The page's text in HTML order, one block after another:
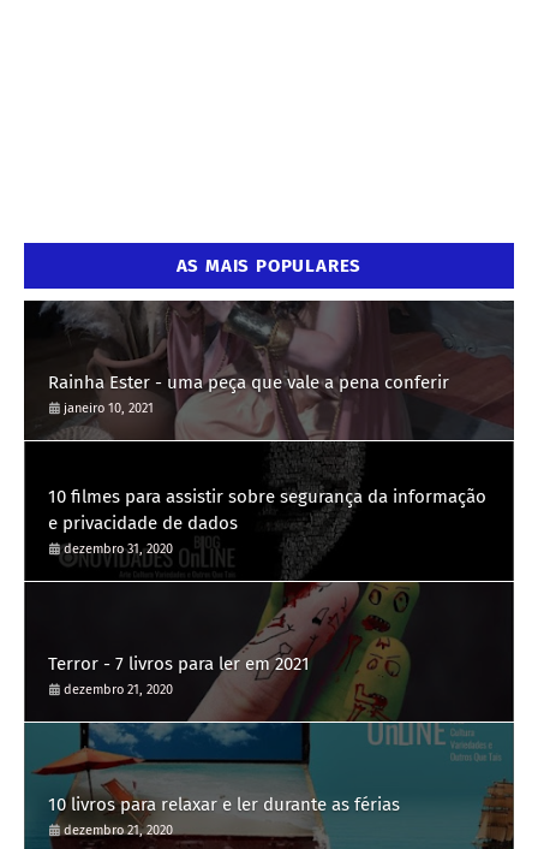
AS MAIS POPULARES
Rainha Ester - uma peça que vale a pena conferir
janeiro 10, 2021
10 filmes para assistir sobre segurança da informação
e privacidade de dados
dezembro 31, 2020
Terror - 7 livros para ler em 2021
dezembro 21, 2020
10 livros para relaxar e ler durante as férias
dezembro 21, 2020